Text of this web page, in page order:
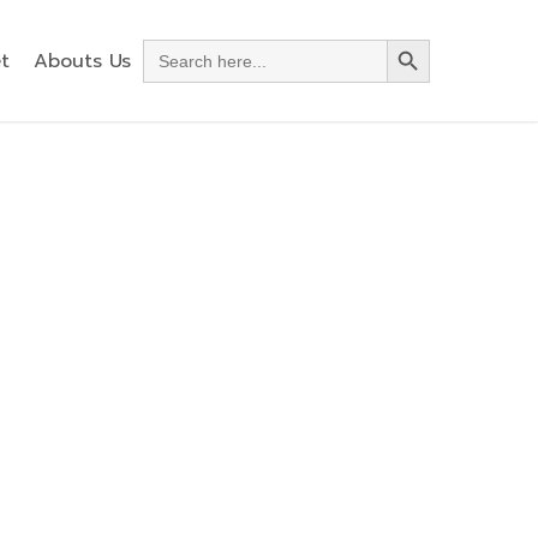
Abouts Us Search
for:
Search Button